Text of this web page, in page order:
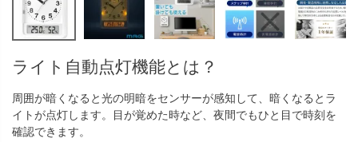
ライト自動点灯機能とは？
周囲が暗くなると光の明暗をセンサーが感知して、暗くなるとラ
イトが点灯します。目が覚めた時など、夜間でもひと目で時刻を
確認できます。